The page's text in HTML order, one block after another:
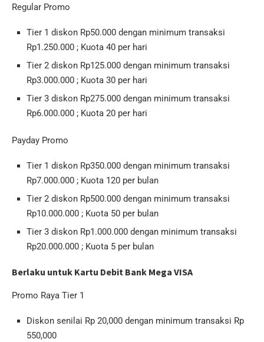
Regular Promo
Tier 1 diskon Rp50.000 dengan minimum transaksi
Rp1.250.000 ; Kuota 40 per hari
Tier 2 diskon Rp125.000 dengan minimum transaksi
Rp3.000.000 ; Kuota 30 per hari
Tier 3 diskon Rp275.000 dengan minimum transaksi
Rp6.000.000 ; Kuota 20 per hari
Payday Promo
Tier 1 diskon Rp350.000 dengan minimum transaksi
Rp7.000.000 ; Kuota 120 per bulan
Tier 2 diskon Rp500.000 dengan minimum transaksi
Rp10.000.000 ; Kuota 50 per bulan
Tier 3 diskon Rp1.000.000 dengan minimum transaksi
Rp20.000.000 ; Kuota 5 per bulan
Berlaku untuk Kartu Debit Bank Mega VISA
Promo Raya Tier 1
Diskon senilai Rp 20,000 dengan minimum transaksi Rp
550,000